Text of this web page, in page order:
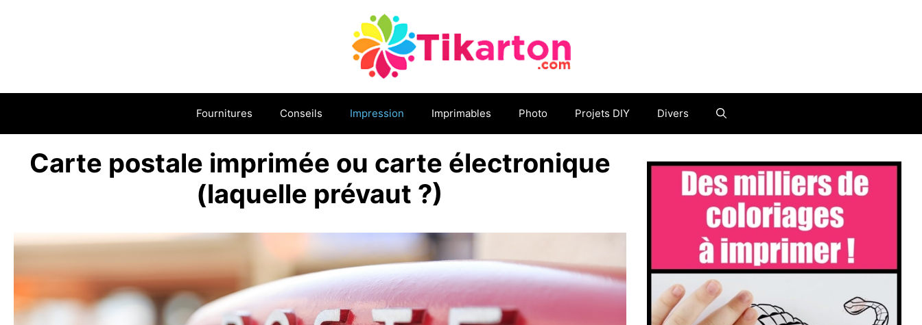
Fournitures Conseils Impression Imprimables Photo Projets DIY Divers
Carte postale imprimée ou carte électronique
(laquelle prévaut ?)